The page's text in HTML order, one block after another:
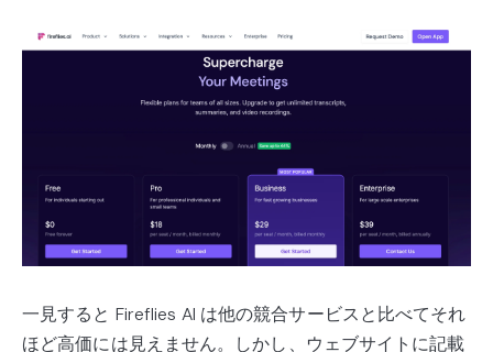
一見すると Fireflies AI は他の競合サービスと比べてそれ
ほど高価には見えません。しかし、ウェブサイトに記載